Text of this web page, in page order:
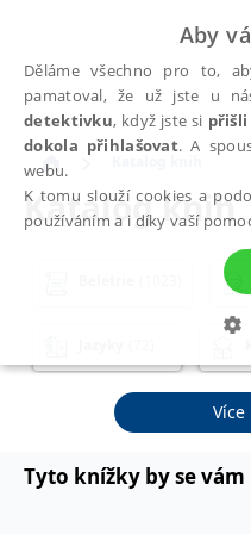
Katalog knih
Osobní rozvoj a poznání
Podnikání, ekonomie a
Tyto knížky by se
Aby
Děláme všechno pro to,
pamatoval, že už jste u
detektivku, když jste si
dokola přihlašovat. A
webu.
K tomu slouží cookies a
používáním a i díky vaší
NEZBYTNÉ
NEZAŘAZENÉ